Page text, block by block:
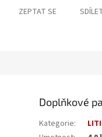
ZEPTAT SE
Doplňkové
Kategorie: